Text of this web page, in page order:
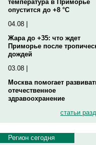
температура в Приморье
опустится до +8 °C
04.08 |
Жара до +35: что ждет
Приморье после
дождей
03.08 |
Москва помогает
отечественное
здравоохранение
статьи
Регион сегодня